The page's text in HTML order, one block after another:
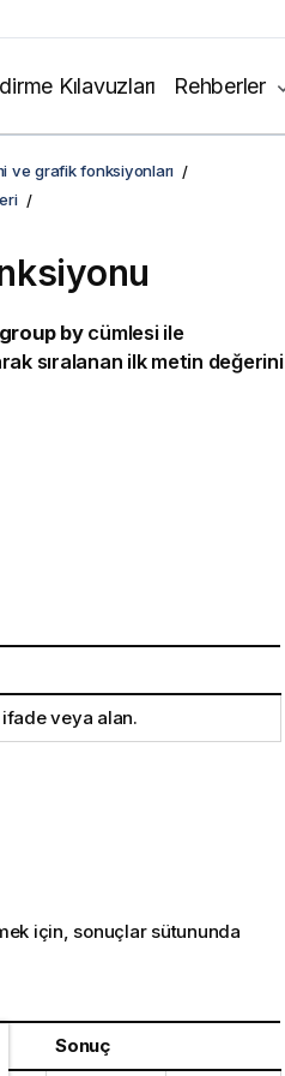
Kılavuzları Rehberler
ve grafik fonksiyonları
group bycümlesi ile
sıralanan ilk metin değerini
veya alan.
için, sonuçlar sütununda
Sonuç